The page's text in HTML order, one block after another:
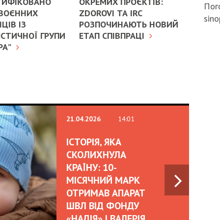
ІЗ
ГРУПИ
ZDOROVI ТА IRC
РОЗПОЧИНАЮТЬ НОВИЙ
ЕТАП СПІВПРАЦІ
21.04.2026 14:01
ІСТОРІЯ, ЯКА
СКОЛИХНУЛА
КРАЇНУ: 10-
МІСЯЧНИЙ МАРК
ОТРИМАВ АПАРАТ
ШВЛ ВІД ФОНДУ